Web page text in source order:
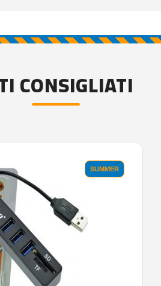
CONSIGLIATI
SUMMER